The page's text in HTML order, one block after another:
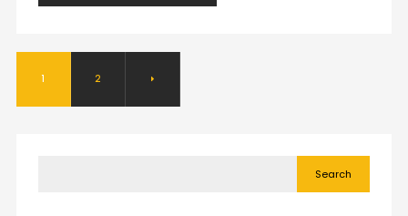
1 2
Search